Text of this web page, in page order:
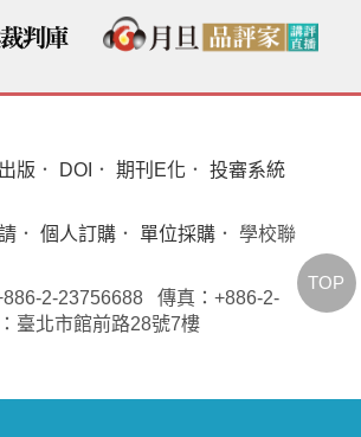
版 ． DOI ． 期刊E化 ． 投審系統
． 個人訂購 ． 單位採購 ． 學校聯
2-23756688 傳真：+886-2-
臺北市館前路28號7樓
TOP